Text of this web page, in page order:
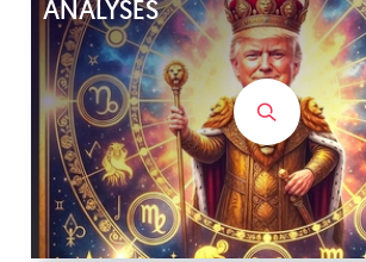
ANALYSES